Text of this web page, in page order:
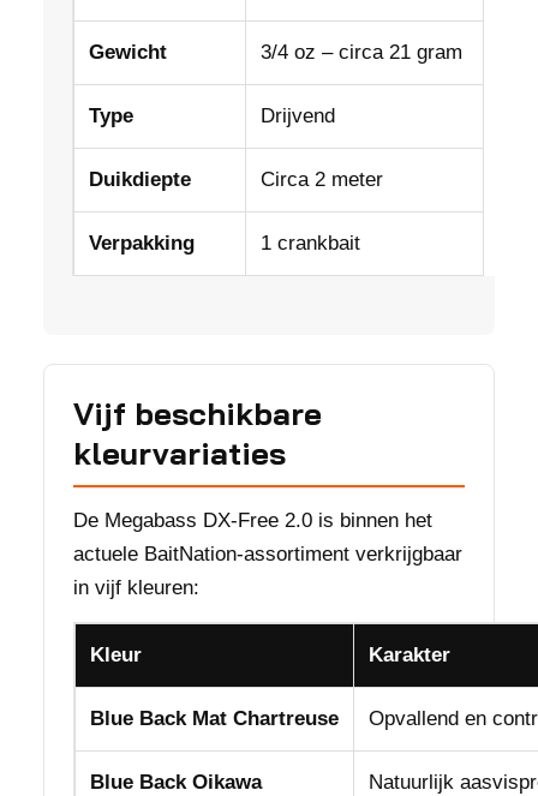
Gewicht 3/4 oz – circa 21 gram
Type Drijvend
Duikdiepte Circa 2 meter
Verpakking 1 crankbait
Vijf beschikbare
kleurvariaties
De Megabass DX-Free 2.0 is binnen het
actuele BaitNation-assortiment verkrijgbaar
in vijf kleuren:
Kleur Karakter
Blue Back Mat Chartreuse Opvallend en
Blue Back Oikawa Natuurlijk